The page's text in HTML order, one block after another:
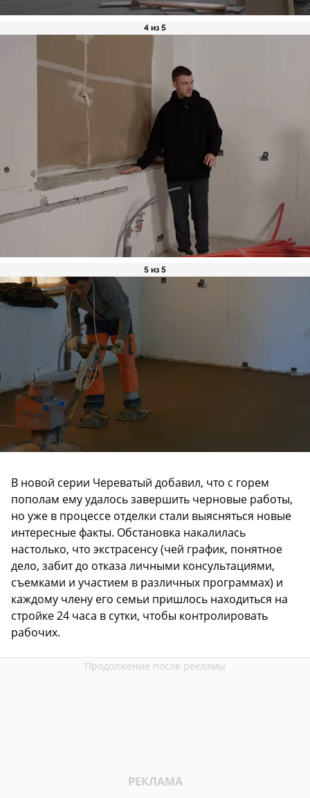
4 из 5
5 из 5
В новой серии Череватый добавил, что с горем
пополам ему удалось завершить черновые работы,
но уже в процессе отделки стали выясняться новые
интересные факты. Обстановка накалилась
настолько, что экстрасенсу (чей график, понятное
дело, забит до отказа личными консультациями,
съемками и участием в различных программах) и
каждому члену его семьи пришлось находиться на
стройке 24 часа в сутки, чтобы контролировать
рабочих.